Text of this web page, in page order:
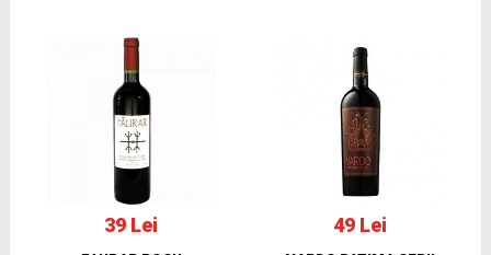
39 Lei 49 Lei